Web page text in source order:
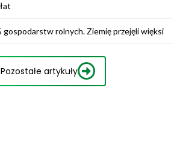
gospodarstw rolnych. Ziemię przejęli więksi
Pozostałe artykuły